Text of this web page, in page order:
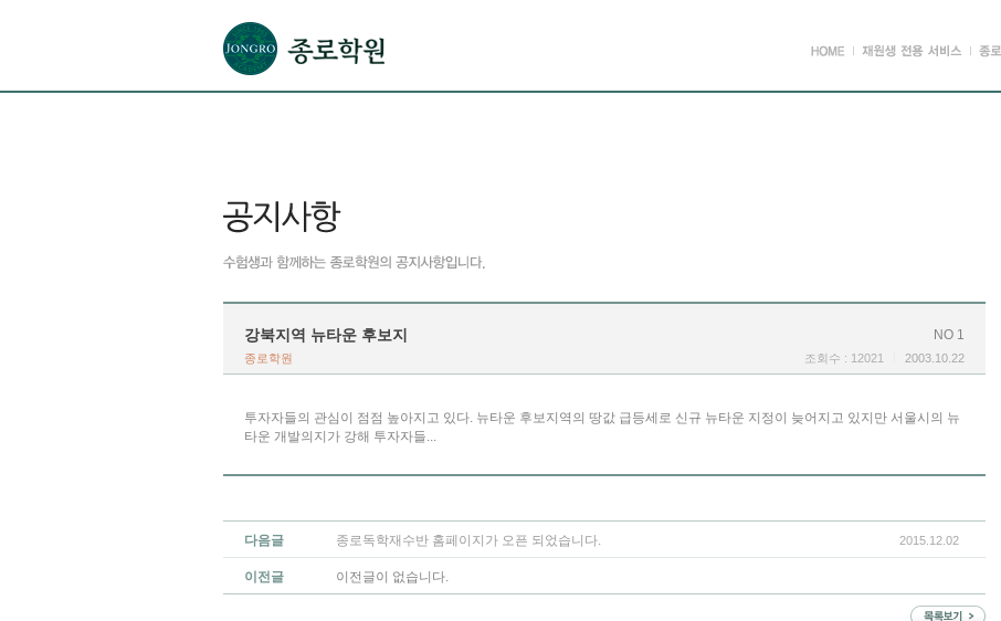
NO 1
강북지역 뉴타운 후보지
종로학원 2003.10.22
조회수 : 12021
투자자들의 관심이 점점 높아지고 있다. 뉴타운 후보지역의 땅값 급등세로 신규 뉴타운 지정이 늦어지고 있지만 서울시의 뉴
타운 개발의지가 강해 투자자들...
다음글 종로독학재수반 홈페이지가 오픈 되었습니다. 2015.12.02
이전글 이전글이 없습니다.